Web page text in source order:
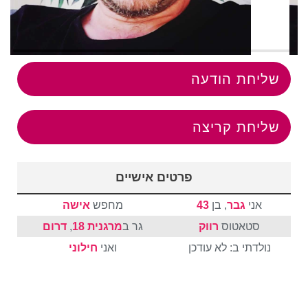
שליחת הודעה
שליחת קריצה
פרטים אישיים
אני גבר, בן 43 מחפש אישה
סטאטוס רווק גר במרגנית 18 ,דרום
נולדתי ב: לא עודכן
ואני חילוני